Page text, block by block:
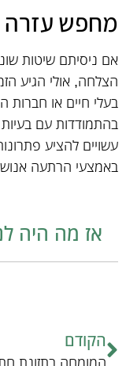
מחפש עזרה
אם ניסיתם שיטות
הצלחה, אולי הגיע
בעלי חיים או חברות
בהתמודדות עם
עשויים להציע
באמצעי הרתעה
אז מה היה
הקודם